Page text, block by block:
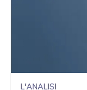
L'ANALISI